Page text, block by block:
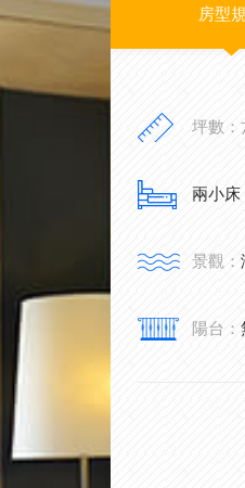
房型
坪數：
兩小
景觀：
陽台：